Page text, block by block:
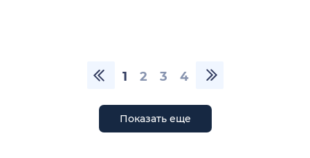
1 2 3 4
Показать еще